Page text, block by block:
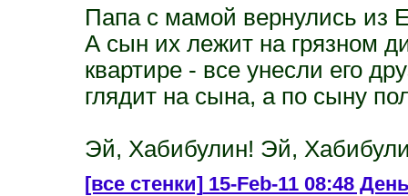
Папа с мамой вернулись из
А сын их лежит на грязном
квартире - все унесли его
глядит на сына, а по сыну
Эй, Хабибулин! Эй,
[все стенки]15-Feb-11 08:48